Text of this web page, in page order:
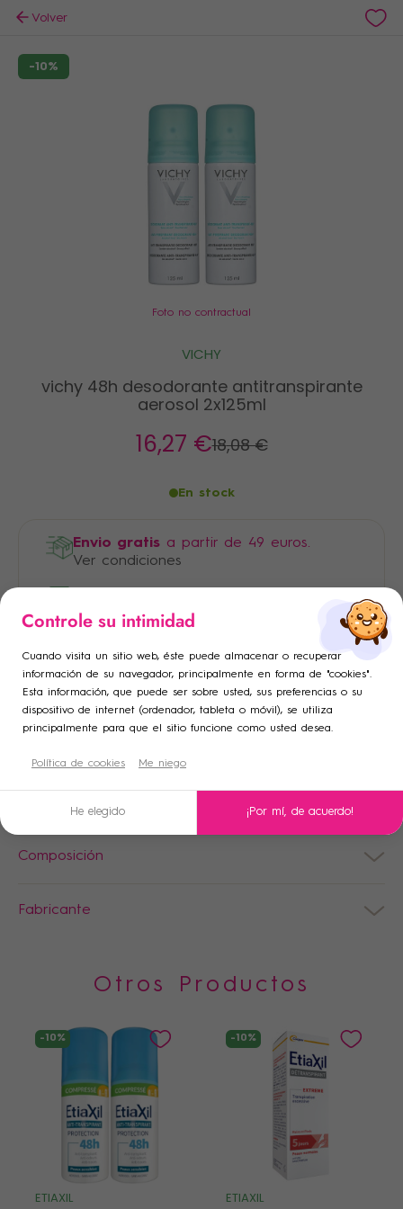
Volver
VICHY
vichy 48h desodorante antitranspirante
aerosol 2x125ml
16,27 €18,08 €
En stock
Envio gratis a partir de 49 euros.
Ver condiciones
-10%
Foto no contractual
Composición
Fabricante
Otros Productos
-10%
ETIAXIL
-10%
ETIAXIL
Añadir a la lista de deseos ×
add_circle_outline Crear una nueva lista
Crear lista de deseos ×
Nombre de la lista de deseos
Cancelar Crear lista de deseos
Iniciar sesión ×
Debe iniciar sesión para guardar productos en su lista de
deseos.
Cancelar Iniciar sesión
Controle su intimidad
Cuando visita un sitio web, éste puede almacenar o recuperar
información de su navegador, principalmente en forma de "cookies".
Esta información, que puede ser sobre usted, sus preferencias o su
dispositivo de internet (ordenador, tableta o móvil), se utiliza
principalmente para que el sitio funcione como usted desea.
Política de cookies Me niego
He elegido ¡Por mí, de acuerdo!